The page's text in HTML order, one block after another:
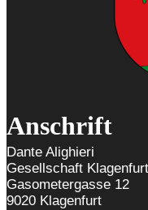
Anschrift
Dante Alighieri
Gesellschaft Klagenfurt
Gasometergasse 12
9020 Klagenfurt